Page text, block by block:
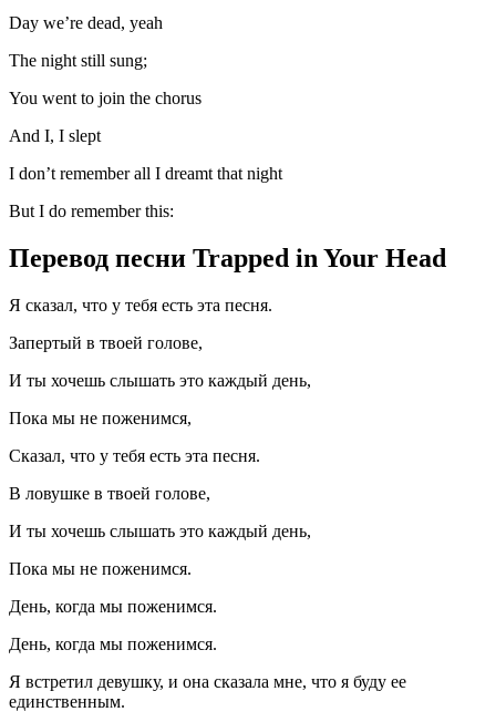
Day we’re dead, yeah
The night still sung;
You went to join the chorus
And I, I slept
I don’t remember all I dreamt that night
But I do remember this:
Перевод песни Trapped in Your Head
Я сказал, что у тебя есть эта песня.
Запертый в твоей голове,
И ты хочешь слышать это каждый день,
Пока мы не поженимся,
Сказал, что у тебя есть эта песня.
В ловушке в твоей голове,
И ты хочешь слышать это каждый день,
Пока мы не поженимся.
День, когда мы поженимся.
День, когда мы поженимся.
Я встретил девушку, и она сказала мне, что я буду ее
единственным.